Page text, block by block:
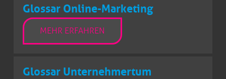
Glossar Online-Marketing
MEHR ERFAHREN
Glossar Unternehmertum